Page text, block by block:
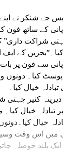
جے شنکر نے
کے ساتھ فون
شراکت
کے ایف
سے فون پر بات
کیا۔ دونوں
خیال کیا۔
کثیر جہتی
خیال کیا۔
خیال
میں اس وقت
بلند حوصلہ